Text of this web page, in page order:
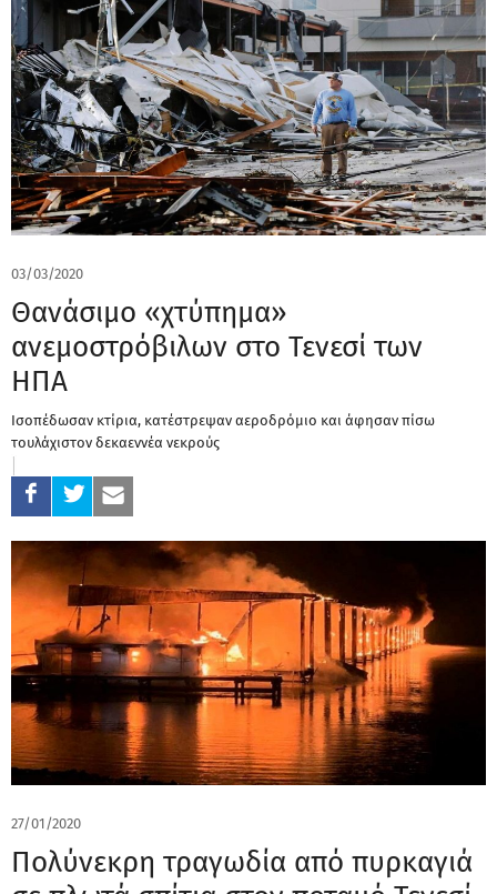
03/03/2020
Θανάσιμο «χτύπημα»
ανεμοστρόβιλων στο Τενεσί των
ΗΠΑ
Ισοπέδωσαν κτίρια, κατέστρεψαν αεροδρόμιο και άφησαν πίσω
τουλάχιστον δεκαεννέα νεκρούς
27/01/2020
Πολύνεκρη τραγωδία από πυρκαγιά